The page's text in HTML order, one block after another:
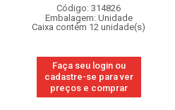
Código: 314826
Embalagem: Unidade
Caixa contém 12 unidade(s)
Faça seu login ou
cadastre-se para ver
preços e comprar